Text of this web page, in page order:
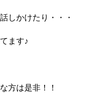
しかけたり・・・
ます♪
方は是非！！